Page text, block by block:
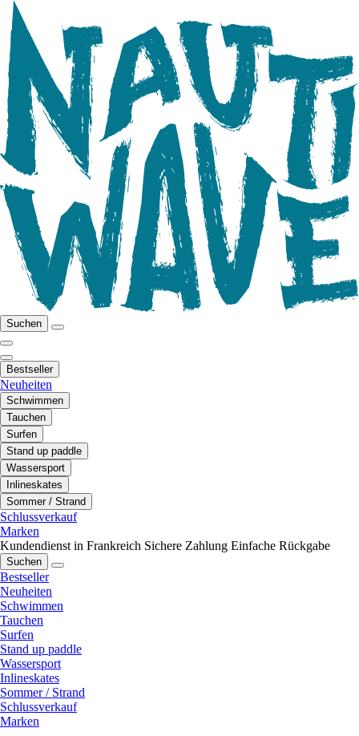
Suchen
Bestseller
Neuheiten
Schwimmen
Tauchen
Surfen
Stand up paddle
Wassersport
Inlineskates
Sommer / Strand
Schlussverkauf
Marken
Kundendienst in Frankreich Sichere Zahlung Einfache Rückgabe
Suchen
Bestseller
Neuheiten
Schwimmen
Tauchen
Surfen
Stand up paddle
Wassersport
Inlineskates
Sommer / Strand
Schlussverkauf
Marken